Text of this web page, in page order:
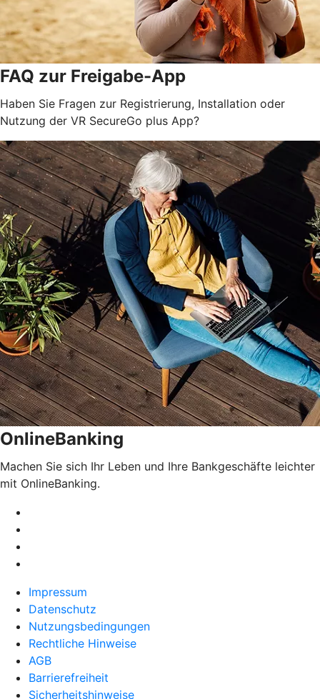
FAQ zur Freigabe-App
Haben Sie Fragen zur Registrierung, Installation oder
Nutzung der VR SecureGo plus App?
OnlineBanking
Machen Sie sich Ihr Leben und Ihre Bankgeschäfte leichter
mit OnlineBanking.
Impressum
Datenschutz
Nutzungsbedingungen
Rechtliche Hinweise
AGB
Barrierefreiheit
Sicherheitshinweise